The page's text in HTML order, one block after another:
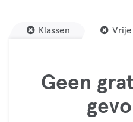
Klassen Vrije
Geen